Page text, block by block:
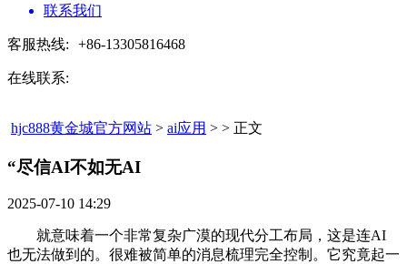
联系我们
客服热线: +86-13305816468
在线联系:
hjc888黄金城官方网站 > ai应用 > > 正文
“尽信AI不如无AI​
2025-07-10 14:29
就意味着一个非常复杂广漠的现代分工布局，这是连AI
也无法做到的。很难被简单的消息梳理完全控制。它究竟起一